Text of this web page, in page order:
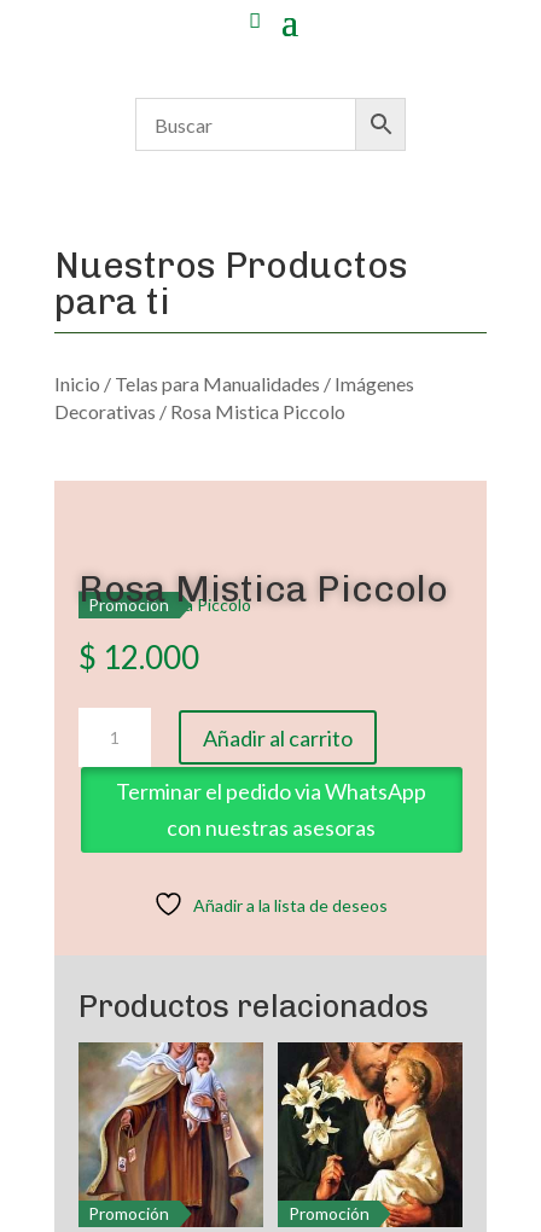
Nuestros Productos
para ti
Inicio / Telas para Manualidades / Imágenes
Decorativas / Rosa Mistica Piccolo
Promoción
Rosa Mistica Piccolo
$ 12.000
Mistica
Piccolo
cantidad
Añadir al carrito
Terminar el pedido via WhatsApp
con nuestras asesoras
Añadir a la lista de deseos
Productos relacionados
Promoción Promoción